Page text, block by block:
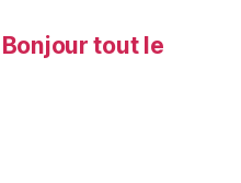
Bonjour tout le